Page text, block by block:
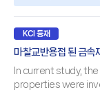
KCI 등재
마찰교반용접 된 금속
In current study,
properties were